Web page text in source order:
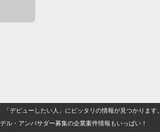
デビューしたい人」にピッタリの情報が見つかります。
ル・アンバサダー募集の企業案件情報もいっぱい！